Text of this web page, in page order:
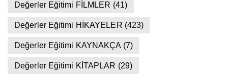
Değerler Eğitimi FİLMLER (41)
Değerler Eğitimi HİKAYELER (423)
Değerler Eğitimi KAYNAKÇA (7)
Değerler Eğitimi KİTAPLAR (29)